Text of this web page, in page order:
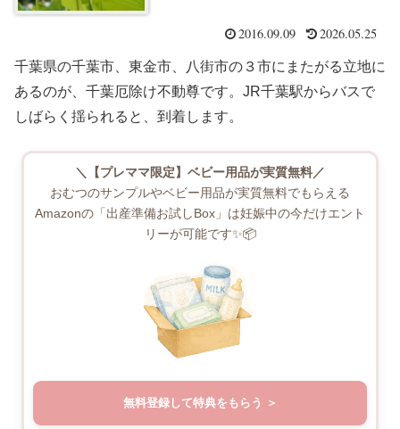
2016.09.09 2026.05.25
千葉県の千葉市、東金市、八街市の３市にまたがる立地に
あるのが、千葉厄除け不動尊です。JR千葉駅からバスで
しばらく揺られると、到着します。
＼【プレママ限定】ベビー用品が実質無料／
おむつのサンプルやベビー用品が実質無料でもらえる
Amazonの「出産準備お試しBox」は妊娠中の今だけエント
リーが可能です✨📦
無料登録して特典をもらう